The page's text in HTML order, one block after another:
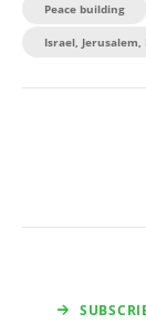
Peace building
Israel, Jerusalem,